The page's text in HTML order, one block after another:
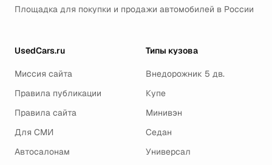
Площадка для покупки и продажи автомобилей в России
UsedCars.ru
Миссия сайта
Правила публикации
Правила сайта
Для СМИ
Автосалонам
Типы кузова
Внедорожник 5 дв.
Купе
Минивэн
Седан
Универсал